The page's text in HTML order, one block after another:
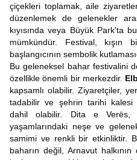
çiçekleri toplamak, aile
düzenlemek de gelenekler
kıyısında veya Büyük Park'ta
mümkündür. Festival, kışın
başlangıcının sembolik
Bu geleneksel bahar festivalini
özellikle önemli bir merkezdir.
kapsamlı olabilir. Ziyaretçiler,
tadabilir ve şehrin tarihi kalesi
dahil olabilir. Dita e Verës,
yaşamlarındaki neşe ve
samimi ve renkli bir etkinliktir.
baharın değil, Arnavut